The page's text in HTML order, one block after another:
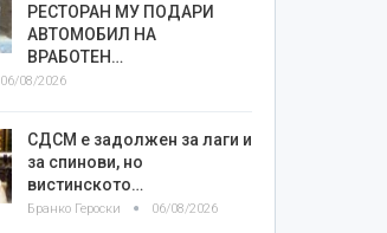
РЕСТОРАН МУ ПОДАРИ
АВТОМОБИЛ НА
ВРАБОТЕН…
06/08/2026
СДСМ е задолжен за лаги и
за спинови, но
вистинското…
Бранко Героски 06/08/2026